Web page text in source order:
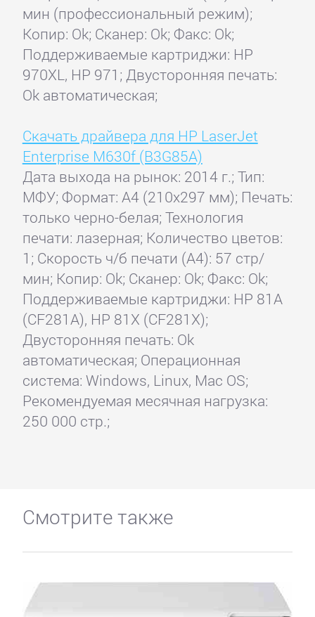
мин (профессиональный режим);
Копир: Ok; Сканер: Ok; Факс: Ok;
Поддерживаемые картриджи: HP
970XL, HP 971; Двусторонняя печать:
Ok автоматическая;
Скачать драйвера для HP LaserJet
Enterprise M630f (B3G85A)
Дата выхода на рынок: 2014 г.; Тип:
МФУ; Формат: A4 (210x297 мм); Печать:
только черно-белая; Технология
печати: лазерная; Количество цветов:
1; Скорость ч/б печати (А4): 57 стр/
мин; Копир: Ok; Сканер: Ok; Факс: Ok;
Поддерживаемые картриджи: HP 81A
(CF281A), HP 81X (CF281X);
Двусторонняя печать: Ok
автоматическая; Операционная
система: Windows, Linux, Mac OS;
Рекомендуемая месячная нагрузка:
250 000 стр.;
Смотрите также